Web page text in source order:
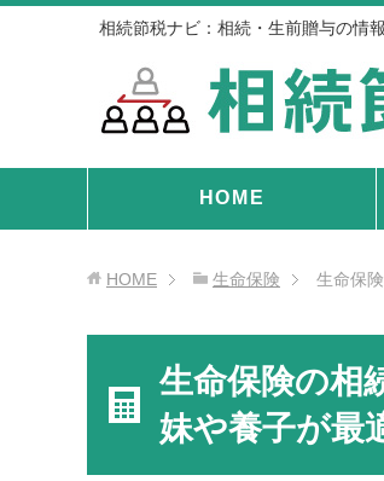
相続節税ナビ：相続・生前贈与の情
HOME
HOME 生命保険 生命保
生命保険の相
妹や養子が最